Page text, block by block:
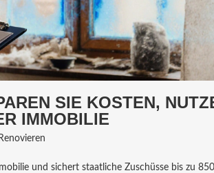
SIE KOSTEN,
IMMOBILIE
und sichert staatliche Zuschüsse bis zu 850